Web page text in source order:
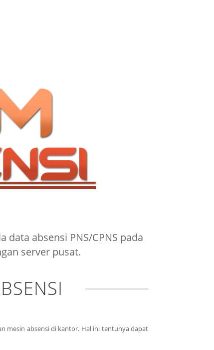
absensi PNS/CPNS pada
server pusat.
mesin absensi di kantor. Hal ini tentunya dapat